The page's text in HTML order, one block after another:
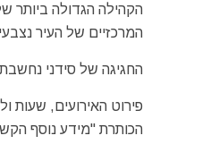
הקהילה הגדולה ביותר
המרכזיים של העיר
החגיגה של סידני
פירוט האירועים, שעות
הכותרת "מידע נוסף